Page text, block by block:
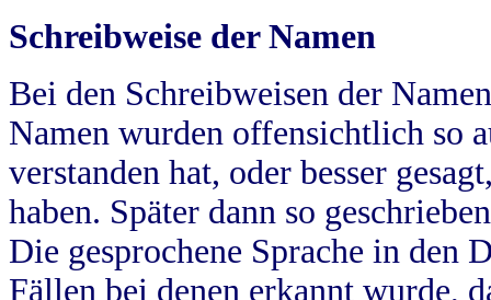
Schreibweise der Namen
Bei den Schreibweisen der
Namen wurden offensichtlich so
verstanden hat, oder besser
haben. Später dann so
Die gesprochene Sprache in
Fällen bei denen erkannt wurde,